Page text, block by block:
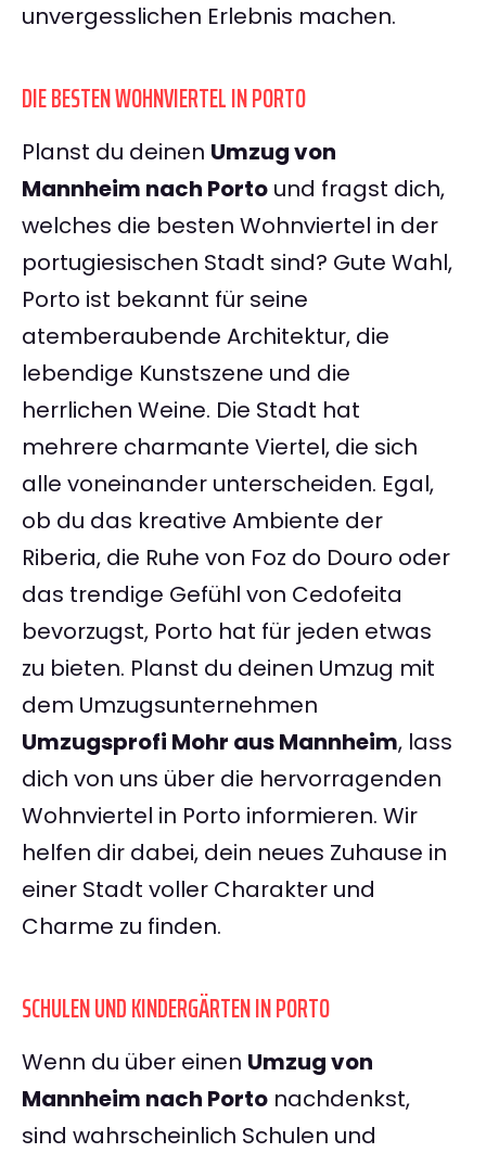
unvergesslichen Erlebnis machen.
DIE BESTEN WOHNVIERTEL IN PORTO
Planst du deinen Umzug von
Mannheim nach Porto und fragst dich,
welches die besten Wohnviertel in der
portugiesischen Stadt sind? Gute Wahl,
Porto ist bekannt für seine
atemberaubende Architektur, die
lebendige Kunstszene und die
herrlichen Weine. Die Stadt hat
mehrere charmante Viertel, die sich
alle voneinander unterscheiden. Egal,
ob du das kreative Ambiente der
Riberia, die Ruhe von Foz do Douro oder
das trendige Gefühl von Cedofeita
bevorzugst, Porto hat für jeden etwas
zu bieten. Planst du deinen Umzug mit
dem Umzugsunternehmen
Umzugsprofi Mohr aus Mannheim, lass
dich von uns über die hervorragenden
Wohnviertel in Porto informieren. Wir
helfen dir dabei, dein neues Zuhause in
einer Stadt voller Charakter und
Charme zu finden.
SCHULEN UND KINDERGÄRTEN IN PORTO
Wenn du über einen Umzug von
Mannheim nach Porto nachdenkst,
sind wahrscheinlich Schulen und